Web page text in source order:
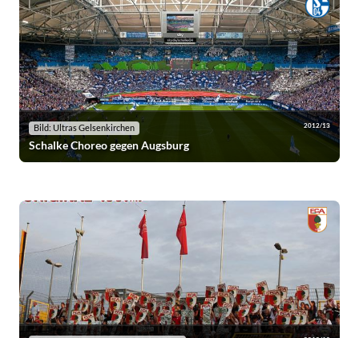
Bild: Ultras Gelsenkirchen 2012/13
Schalke Choreo gegen Augsburg